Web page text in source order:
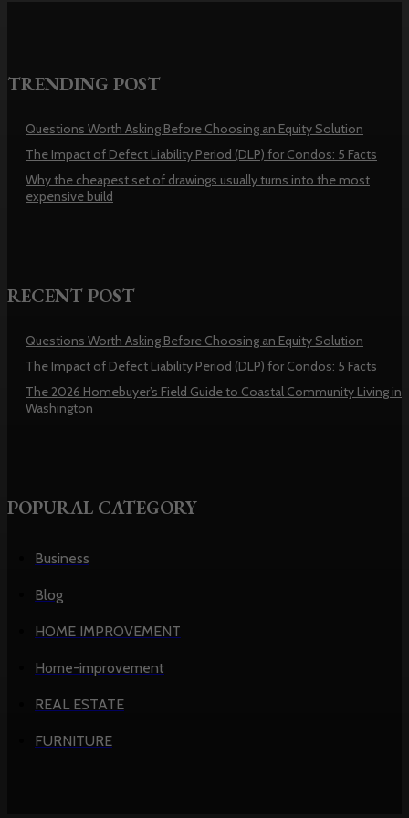
TRENDING POST
Questions Worth Asking Before Choosing an Equity Solution
The Impact of Defect Liability Period (DLP) for Condos: 5 Facts
Why the cheapest set of drawings usually turns into the most
expensive build
RECENT POST
Questions Worth Asking Before Choosing an Equity Solution
The Impact of Defect Liability Period (DLP) for Condos: 5 Facts
The 2026 Homebuyer’s Field Guide to Coastal Community Living in
Washington
POPURAL CATEGORY
Business
Blog
HOME IMPROVEMENT
Home-improvement
REAL ESTATE
FURNITURE